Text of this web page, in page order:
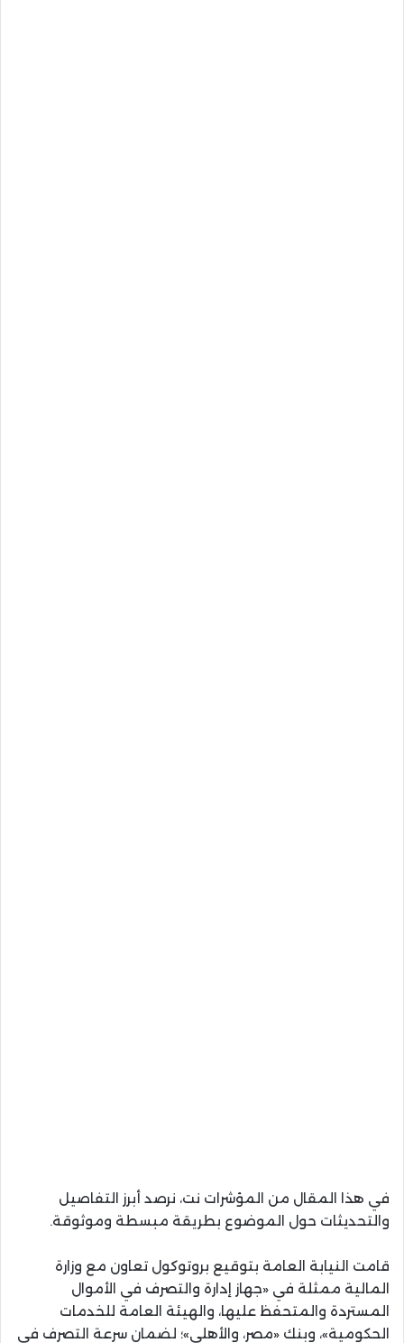
في هذا المقال من المؤشرات نت، نرصد أبرز التفاصيل
والتحديثات حول الموضوع بطريقة مبسطة وموثوقة.
قامت النيابة العامة بتوقيع بروتوكول تعاون مع وزارة
المالية ممثلة في «جهاز إدارة والتصرف في الأموال
المستردة والمتحفظ عليها، والهيئة العامة للخدمات
الحكومية»، وبنك «مصر، والأهلي»؛ لضمان سرعة التصرف في